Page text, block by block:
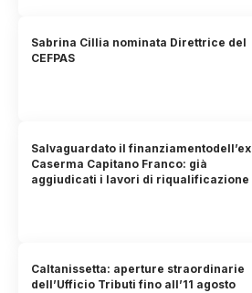
Sabrina Cillia nominata Direttrice del
CEFPAS
Salvaguardato il finanziamentodell’ex
Caserma Capitano Franco: già
aggiudicati i lavori di riqualificazione
Caltanissetta: aperture straordinarie
dell’Ufficio Tributi fino all’11 agosto